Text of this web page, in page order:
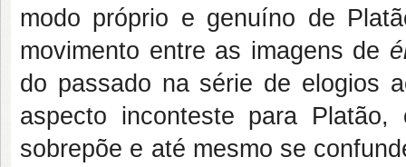
modo próprio e genuíno de
movimento entre as imagens de
do passado na série de elogios
aspecto inconteste para
sobrepõe e até mesmo se